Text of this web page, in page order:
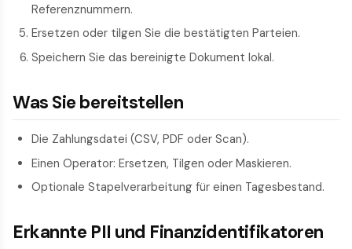
Referenznummern.
Ersetzen oder tilgen Sie die bestätigten Parteien.
Speichern Sie das bereinigte Dokument lokal.
Was Sie bereitstellen
Die Zahlungsdatei (CSV, PDF oder Scan).
Einen Operator: Ersetzen, Tilgen oder Maskieren.
Optionale Stapelverarbeitung für einen Tagesbestand.
Erkannte PII und Finanzidentifikatoren